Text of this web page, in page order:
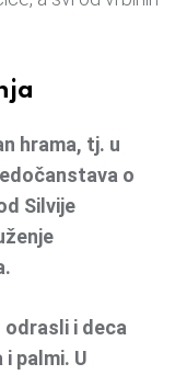
hrama, tj. u
o
Silvije
i deca
palmi. U